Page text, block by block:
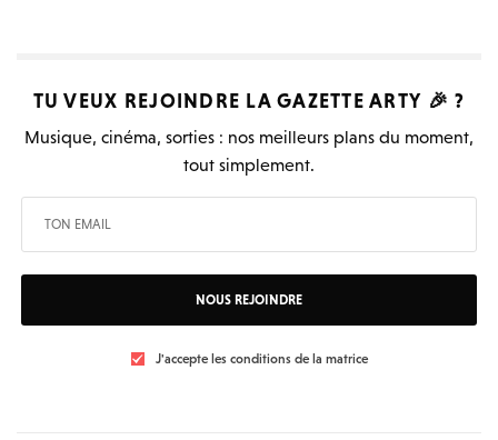
TU VEUX REJOINDRE LAGAZETTE ARTY 🎉 ?
Musique, cinéma, sorties : nos meilleurs plans du moment,
tout simplement.
NOUS REJOINDRE
J'accepte les conditions de la matrice